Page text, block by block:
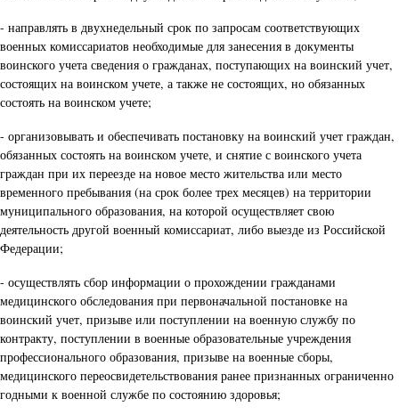
- направлять в двухнедельный срок по запросам соответствующих
военных комиссариатов необходимые для занесения в документы
воинского учета сведения о гражданах, поступающих на воинский учет,
состоящих на воинском учете, а также не состоящих, но обязанных
состоять на воинском учете;
- организовывать и обеспечивать постановку на воинский учет граждан,
обязанных состоять на воинском учете, и снятие с воинского учета
граждан при их переезде на новое место жительства или место
временного пребывания (на срок более трех месяцев) на территории
муниципального образования, на которой осуществляет свою
деятельность другой военный комиссариат, либо выезде из Российской
Федерации;
- осуществлять сбор информации о прохождении гражданами
медицинского обследования при первоначальной постановке на
воинский учет, призыве или поступлении на военную службу по
контракту, поступлении в военные образовательные учреждения
профессионального образования, призыве на военные сборы,
медицинского переосвидетельствования ранее признанных ограниченно
годными к военной службе по состоянию здоровья;